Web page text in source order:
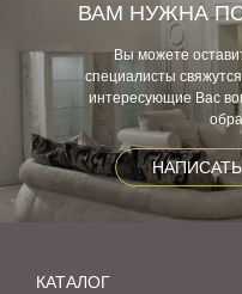
ВАМ НУЖНА
Вы можете
специалисты
интересующие Вас
КАТАЛОГ